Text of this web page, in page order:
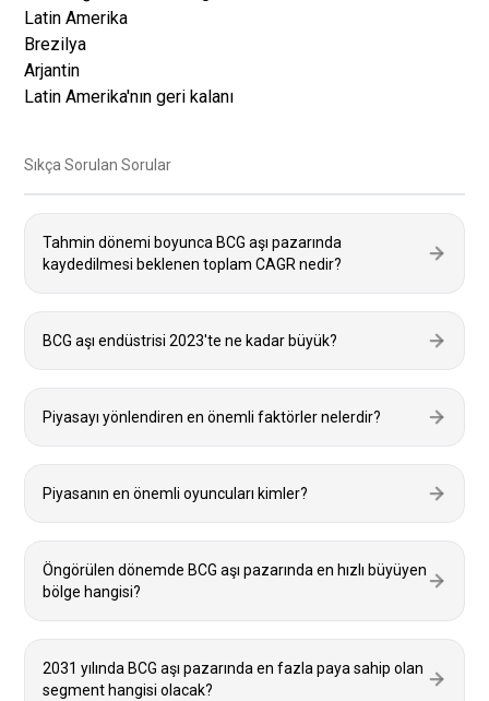
Latin Amerika
Brezilya
Arjantin
Latin Amerika'nın geri kalanı
Sıkça Sorulan Sorular
Tahmin dönemi boyunca BCG aşı pazarında
kaydedilmesi beklenen toplam CAGR nedir?
BCG aşı endüstrisi 2023'te ne kadar büyük?
Piyasayı yönlendiren en önemli faktörler nelerdir?
Piyasanın en önemli oyuncuları kimler?
Öngörülen dönemde BCG aşı pazarında en hızlı büyüyen
bölge hangisi?
2031 yılında BCG aşı pazarında en fazla paya sahip olan
segment hangisi olacak?